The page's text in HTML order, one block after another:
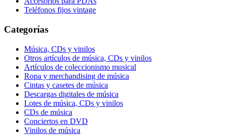
Teléfonos fijos vintage
Categorías
Música, CDs y vinilos
Otros artículos de música, CDs y vinilos
Artículos de coleccionismo musical
Ropa y merchandising de música
Cintas y casetes de música
Descargas digitales de música
Lotes de música, CDs y vinilos
CDs de música
Conciertos en DVD
Vinilos de música